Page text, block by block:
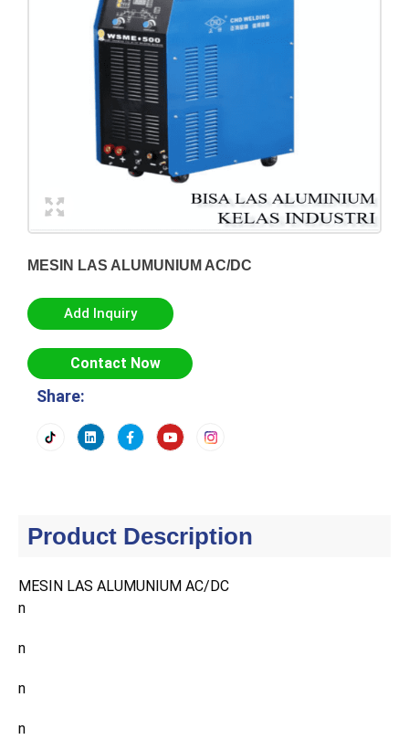
MESIN LAS ALUMUNIUM AC/DC
Add Inquiry
Contact Now
Share:
Product Description
MESIN LAS ALUMUNIUM AC/DC
n
n
n
n